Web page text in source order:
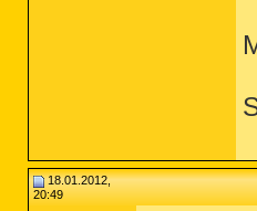
18.01.2012,
20:49